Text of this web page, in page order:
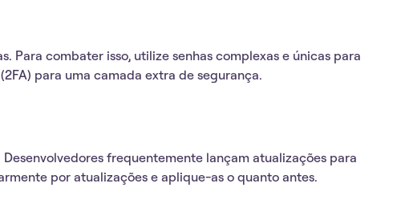
Para combater isso, utilize senhas complexas e únicas para
para uma camada extra de segurança.
frequentemente lançam atualizações para
por atualizações e aplique-as o quanto antes.